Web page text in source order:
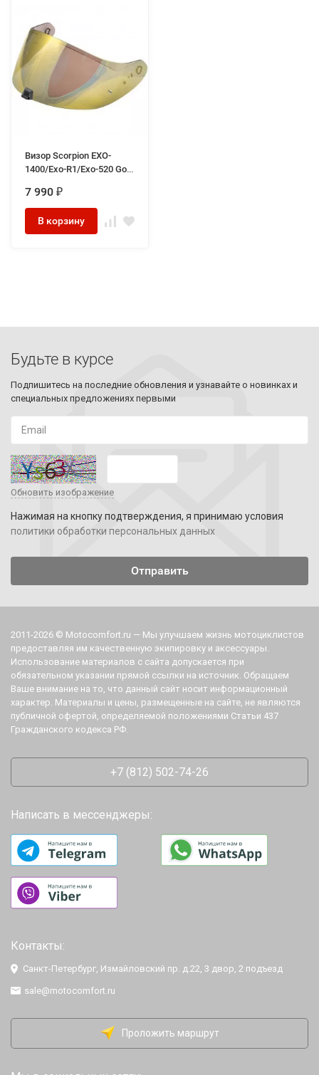
Визор Scorpion EXO-
1400/Exo-R1/Exo-520 Gold
Золотистый, зеркальный
7 990 ₽
В корзину
Будьте в курсе
Подпишитесь на последние обновления и узнавайте о новинках и
специальных предложениях первыми
Обновить изображение
Нажимая на кнопку подтверждения, я принимаю условия
политики обработки персональных данных
2011-2026 © Motocomfort.ru — Мы улучшаем жизнь мотоциклистов
предоставляя им качественную экипировку и аксессуары.
Использование материалов с сайта допускается при
обязательном указании прямой ссылки на источник. Обращаем
Ваше внимание на то, что данный сайт носит информационный
характер. Материалы и цены, размещенные на сайте, не являются
публичной офертой, определяемой положениями Статьи 437
Гражданского кодекса РФ.
+7 (812) 502-74-26
Написать в мессенджеры:
Контакты:
Санкт-Петербург, Измайловский пр. д.22, 3 двор, 2 подъезд
sale@motocomfort.ru
Проложить маршрут